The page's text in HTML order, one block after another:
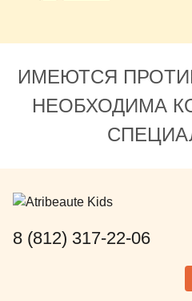
ИМЕЮТСЯ
НЕОБХОДИМА
8 (812) 317-22-06